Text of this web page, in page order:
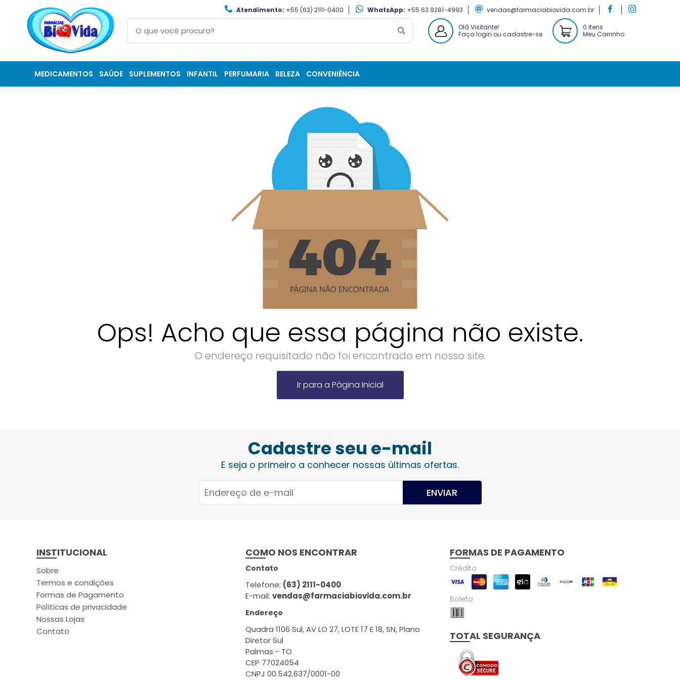
Atendimento: +55 (63) 2111-0400 WhatsApp: +55 63 9281-4993
vendas@farmaciabiovida.com.br
Olá Visitante!
Faça login ou cadastre-se
0 itens
Meu Carrinho
MEDICAMENTOS SAÚDE SUPLEMENTOS INFANTIL PERFUMARIA BELEZA CONVENIÊNCIA
Ops! Acho que essa página não existe.
O endereço requisitado não foi encontrado em nosso site.
Ir para a Página Inicial
Cadastre seu e-mail
E seja o primeiro a conhecer nossas últimas ofertas.
ENVIAR
INSTITUCIONAL
Sobre
Termos e condições
Formas de Pagamento
Políticas de privacidade
Nossas Lojas
Contato
COMO NOS ENCONTRAR
Contato
Telefone: (63) 2111-0400
E-mail:vendas@farmaciabiovida.com.br
Endereço
Quadra 1106 Sul, AV LO 27, LOTE 17 E 18, SN, Plano
Diretor Sul
Palmas - TO
CEP 77024054
CNPJ 00.542.637/0001-00
FORMAS DE PAGAMENTO
Crédito
Boleto
TOTAL SEGURANÇA